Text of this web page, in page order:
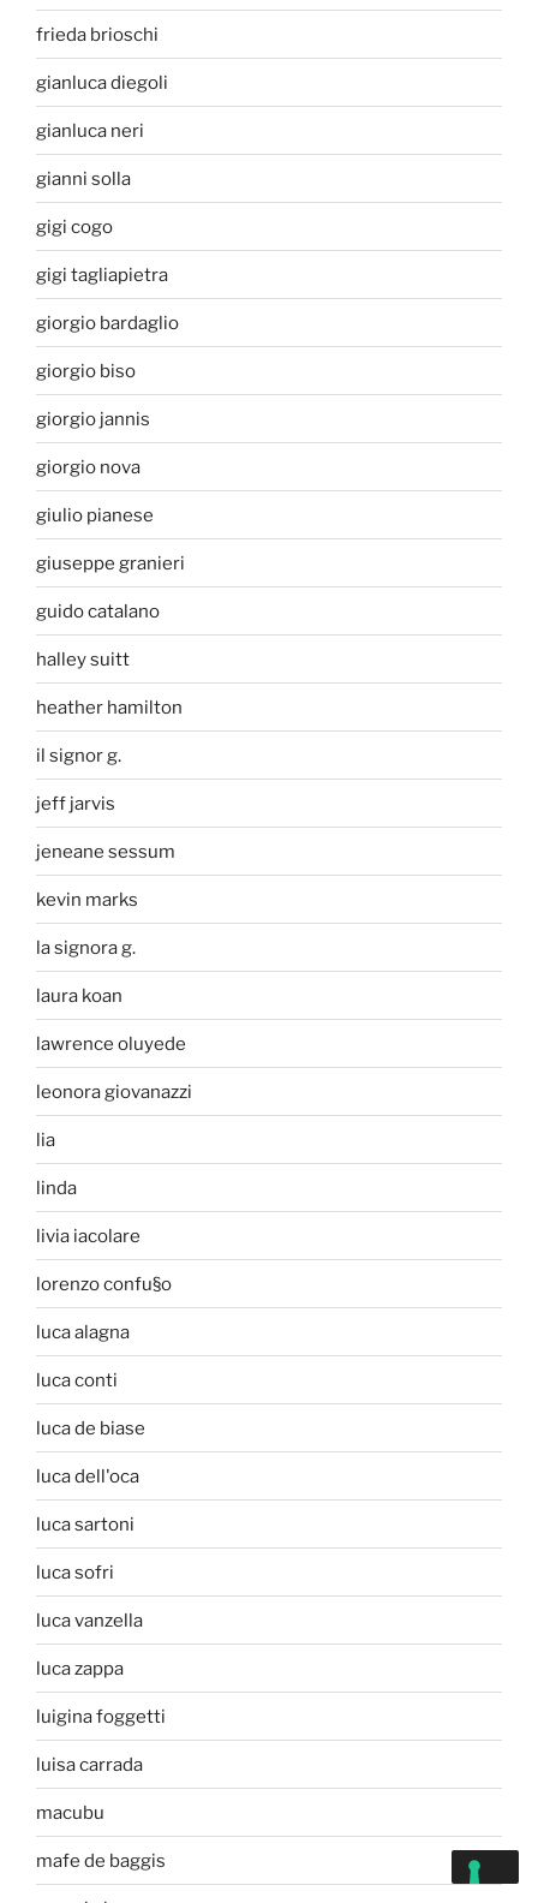
frieda brioschi
gianluca diegoli
gianluca neri
gianni solla
gigi cogo
gigi tagliapietra
giorgio bardaglio
giorgio biso
giorgio jannis
giorgio nova
giulio pianese
giuseppe granieri
guido catalano
halley suitt
heather hamilton
il signor g.
jeff jarvis
jeneane sessum
kevin marks
la signora g.
laura koan
lawrence oluyede
leonora giovanazzi
lia
linda
livia iacolare
lorenzo confu§o
luca alagna
luca conti
luca de biase
luca dell'oca
luca sartoni
luca sofri
luca vanzella
luca zappa
luigina foggetti
luisa carrada
macubu
mafe de baggis